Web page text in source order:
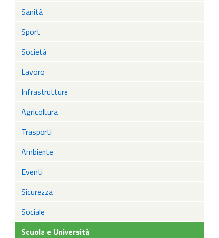
Sanità
Sport
Società
Lavoro
Infrastrutture
Agricoltura
Trasporti
Ambiente
Eventi
Sicurezza
Sociale
Scuola e Università